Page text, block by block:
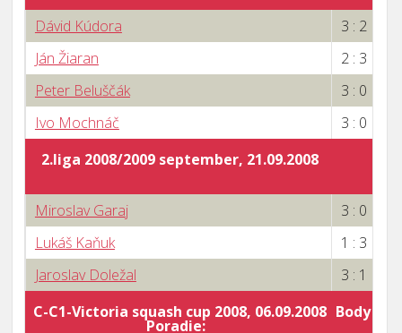
Dávid Kúdora
3 : 2
Ján Žiaran
2 : 3
Peter Beluščák
3 : 0
Ivo Mochnáč
3 : 0
2.liga 2008/2009 september, 21.09.2008
Miroslav Garaj
3 : 0
Lukáš Kaňuk
1 : 3
Jaroslav Doležal
3 : 1
C-C1-Victoria squash cup 2008, 06.09.2008
Poradie:
Body za